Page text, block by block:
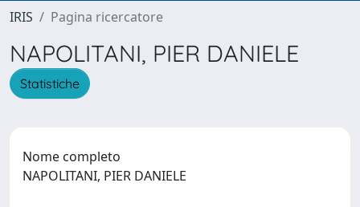
IRIS Pagina ricercatore
NAPOLITANI, PIER DANIELE
Statistiche
Nome completo
NAPOLITANI, PIER DANIELE